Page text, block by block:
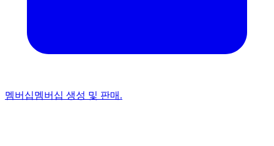
멤버십멤버십 생성 및 판매.